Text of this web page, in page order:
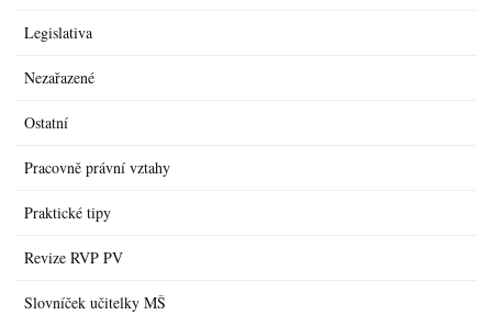
Legislativa
Nezařazené
Ostatní
Pracovně právní vztahy
Praktické tipy
Revize RVP PV
Slovníček učitelky MŠ